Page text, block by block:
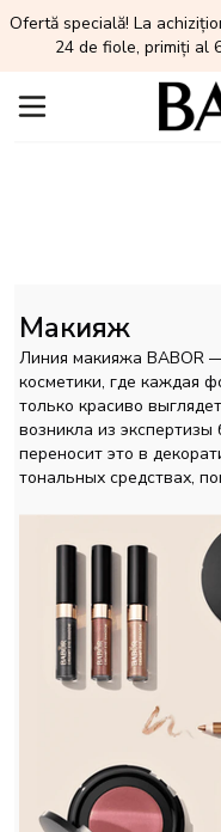
Ofertă specială! La
24 de fiole, primiți al
Макияж
Линия макияжа BABOR
косметики, где каждая
только красиво
возникла из
переносит это в
тональных средствах,